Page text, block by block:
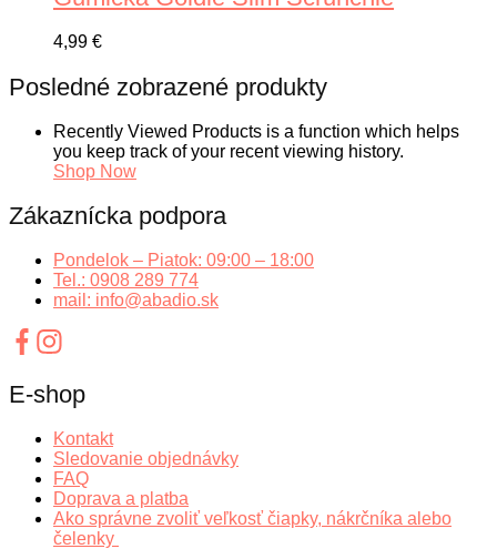
4,99 €
Posledné zobrazené produkty
Recently Viewed Products is a function which helps
you keep track of your recent viewing history.
Shop Now
Zákaznícka podpora
Pondelok – Piatok: 09:00 – 18:00
Tel.: 0908 289 774
mail: info@abadio.sk
E-shop
Kontakt
Sledovanie objednávky
FAQ
Doprava a platba
Ako správne zvoliť veľkosť čiapky, nákrčníka alebo
čelenky